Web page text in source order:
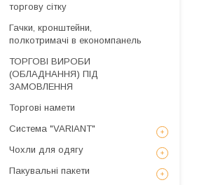
торгову сітку
Гачки, кронштейни,
полкотримачі в економпанель
ТОРГОВІ ВИРОБИ
(ОБЛАДНАННЯ) ПІД
ЗАМОВЛЕННЯ
Торгові намети
Система "VARIANT"
Чохли для одягу
Пакувальні пакети